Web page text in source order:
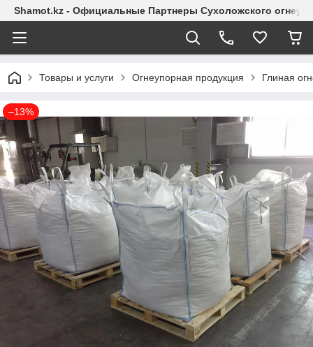
Shamot.kz - Официальные Партнеры Сухоложского
Товары и услуги Огнеупорная продукция Глиная
–13%